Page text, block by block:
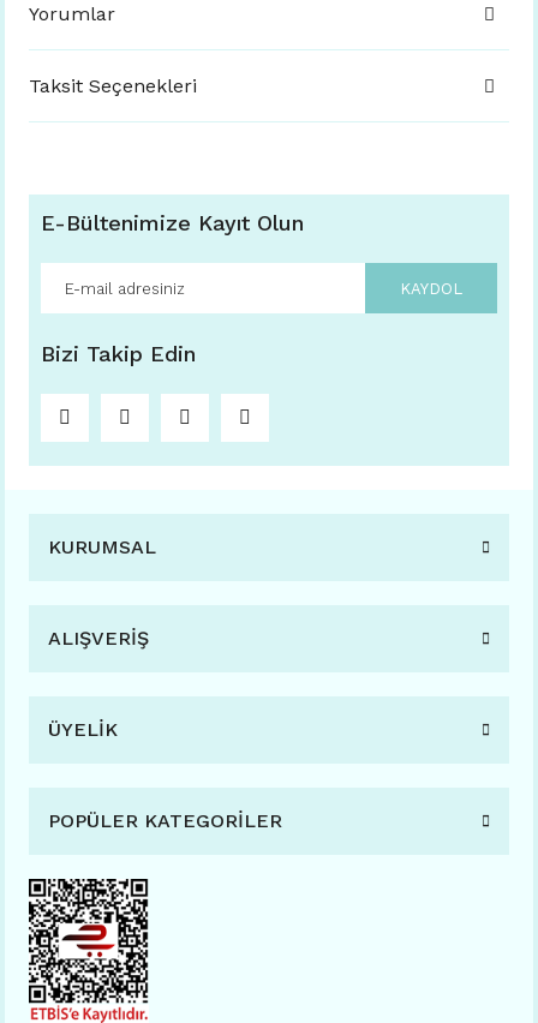
Yorumlar
Taksit Seçenekleri
E-Bültenimize Kayıt Olun
KAYDOL
Bizi Takip Edin
KURUMSAL
ALIŞVERİŞ
ÜYELİK
POPÜLER KATEGORİLER